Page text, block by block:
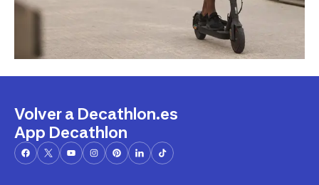
Volver a Decathlon.es
App Decathlon